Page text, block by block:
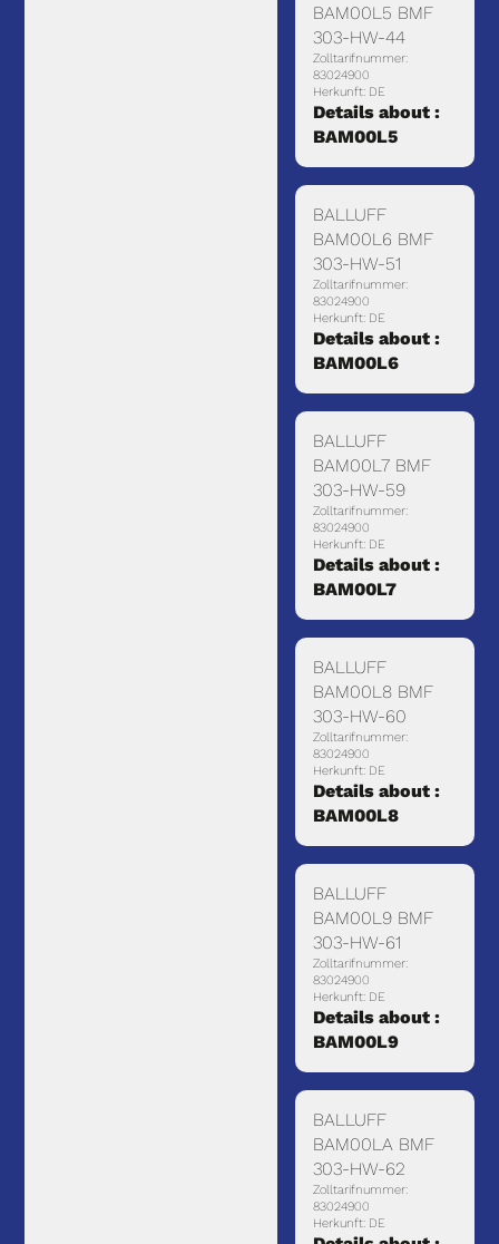
BAM00L5 BMF
303-HW-44
Zolltarifnummer:
83024900
Herkunft: DE
Details about :
BAM00L5
BALLUFF
BAM00L6 BMF
303-HW-51
Zolltarifnummer:
83024900
Herkunft: DE
Details about :
BAM00L6
BALLUFF
BAM00L7 BMF
303-HW-59
Zolltarifnummer:
83024900
Herkunft: DE
Details about :
BAM00L7
BALLUFF
BAM00L8 BMF
303-HW-60
Zolltarifnummer:
83024900
Herkunft: DE
Details about :
BAM00L8
BALLUFF
BAM00L9 BMF
303-HW-61
Zolltarifnummer:
83024900
Herkunft: DE
Details about :
BAM00L9
BALLUFF
BAM00LA BMF
303-HW-62
Zolltarifnummer:
83024900
Herkunft: DE